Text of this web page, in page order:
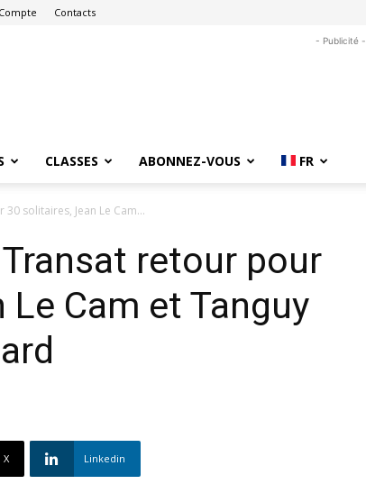
Contacts
- Publicité -
CLASSES ABONNEZ-VOUS FR
solitaires, Jean Le Cam...
retour pour
Cam et Tanguy
X Linkedin